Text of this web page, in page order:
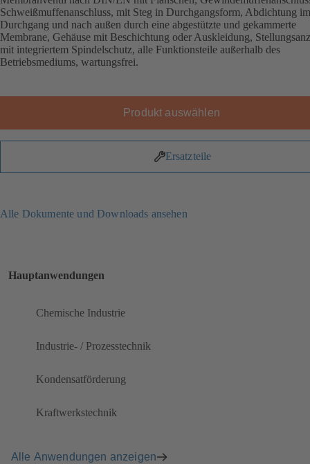
Schweißmuffenanschluss, mit Steg in Durchgangsform, Abdichtung im
Durchgang und nach außen durch eine abgestützte und gekammerte
Membrane, Gehäuse mit Beschichtung oder Auskleidung,
mit integriertem Spindelschutz, alle Funktionsteile außerhalb des
Betriebsmediums, wartungsfrei.
Produkt auswählen
Ersatzteile
Alle Dokumente und Downloads ansehen
Hauptanwendungen
Chemische Industrie
Industrie- / Prozesstechnik
Kondensatförderung
Kraftwerkstechnik
Alle Anwendungen anzeigen